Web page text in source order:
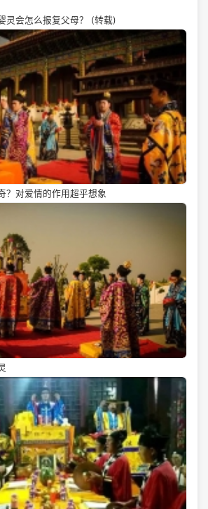
灵会怎么报复父母？ (转载)
？对爱情的作用超乎想象